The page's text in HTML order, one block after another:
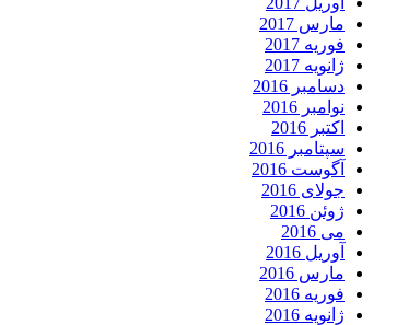
مارس 2017
فوریه 2017
ژانویه 2017
دسامبر 2016
نوامبر 2016
اکتبر 2016
سپتامبر 2016
آگوست 2016
جولای 2016
ژوئن 2016
می 2016
آوریل 2016
مارس 2016
فوریه 2016
ژانویه 2016